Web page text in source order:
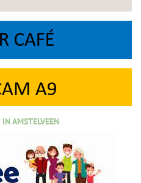
AMSTELVEEN